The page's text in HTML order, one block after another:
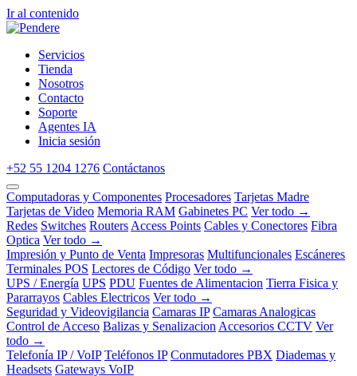
Ir al contenido
Servicios
Tienda
Nosotros
Contacto
Soporte
Agentes IA
Inicia sesión
+52 55 1204 1276 Contáctanos
Computadoras y Componentes Procesadores Tarjetas Madre
Tarjetas de Video Memoria RAM Gabinetes PC Ver todo →
Redes Switches Routers Access Points Cables y Conectores Fibra
Optica Ver todo →
Impresión y Punto de Venta Impresoras Multifuncionales Escáneres
Terminales POS Lectores de Código Ver todo →
UPS / Energía UPS PDU Fuentes de Alimentacion Tierra Fisica y
Pararrayos Cables Electricos Ver todo →
Seguridad y Videovigilancia Camaras IP Camaras Analogicas
Control de Acceso Balizas y Senalizacion Accesorios CCTV Ver
todo →
Telefonía IP / VoIP Teléfonos IP Conmutadores PBX Diademas y
Headsets Gateways VoIP